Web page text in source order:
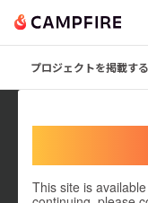
プロジェクトを掲載す
This site is